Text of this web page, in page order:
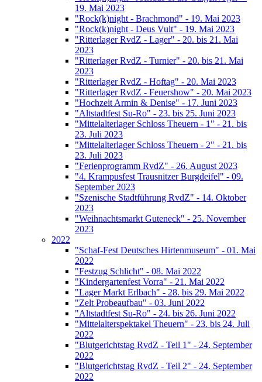
19. Mai 2023
"Rock(k)night - Brachmond" - 19. Mai 2023
"Rock(k)night - Deus Vult" - 19. Mai 2023
"Ritterlager RvdZ - Lager" - 20. bis 21. Mai
2023
"Ritterlager RvdZ - Turnier" - 20. bis 21. Mai
2023
"Ritterlager RvdZ - Hoftag" - 20. Mai 2023
"Ritterlager RvdZ - Feuershow" - 20. Mai 2023
"Hochzeit Armin & Denise" - 17. Juni 2023
"Altstadtfest Su-Ro" - 23. bis 25. Juni 2023
"Mittelalterlager Schloss Theuern - 1" - 21. bis
23. Juli 2023
"Mittelalterlager Schloss Theuern - 2" - 21. bis
23. Juli 2023
"Ferienprogramm RvdZ" - 26. August 2023
"4. Krampusfest Trausnitzer Burgdeifel" - 09.
September 2023
"Szenische Stadtführung RvdZ" - 14. Oktober
2023
"Weihnachtsmarkt Guteneck" - 25. November
2023
2022
"Schaf-Fest Deutsches Hirtenmuseum" - 01. Mai
2022
"Festzug Schlicht" - 08. Mai 2022
"Kindergartenfest Vorra" - 21. Mai 2022
"Lager Markt Erlbach" - 28. bis 29. Mai 2022
"Zelt Probeaufbau" - 03. Juni 2022
"Altstadtfest Su-Ro" - 24. bis 26. Juni 2022
"Mittelalterspektakel Theuern" - 23. bis 24. Juli
2022
"Blutgerichtstag RvdZ - Teil 1" - 24. September
2022
"Blutgerichtstag RvdZ - Teil 2" - 24. September
2022